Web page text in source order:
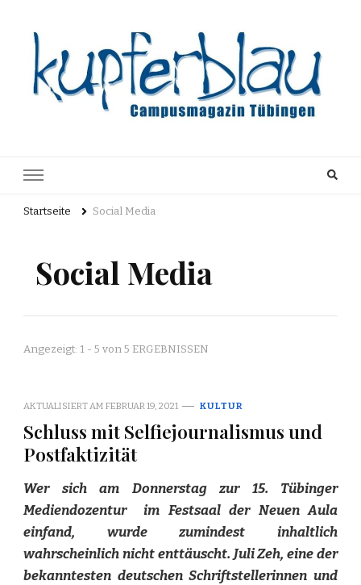
Archiv
Startseite Social Media
Social Media
Angezeigt: 1 - 5 von 5 ERGEBNISSEN
AKTUALISIERT AM FEBRUAR 19, 2021 KULTUR
Schluss mit Selfiejournalismus und
Postfaktizität
Wer sich am Donnerstag zur 15. Tübinger
Mediendozentur im Festsaal der Neuen Aula
einfand, wurde zumindest inhaltlich
wahrscheinlich nicht enttäuscht. Juli Zeh, eine der
bekanntesten deutschen Schriftstellerinnen und